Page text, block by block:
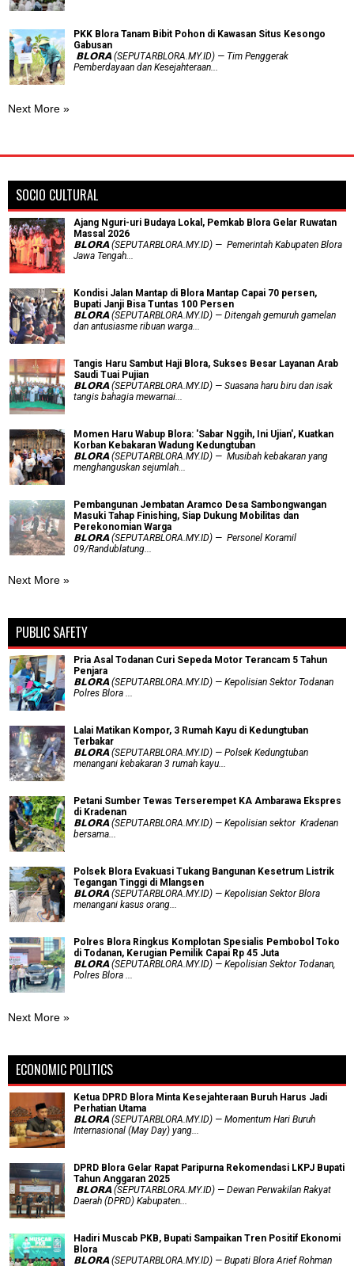
PKK Blora Tanam Bibit Pohon di Kawasan Situs Kesongo
Gabusan
‎ 𝗕𝗟𝗢𝗥𝗔 (SEPUTARBLORA.MY.ID) — Tim Penggerak
Pemberdayaan dan Kesejahteraan...
Next More »
SOCIO CULTURAL
Ajang Nguri-uri Budaya Lokal, Pemkab Blora Gelar Ruwatan
Massal 2026
𝗕𝗟𝗢𝗥𝗔 (SEPUTARBLORA.MY.ID) — Pemerintah Kabupaten Blora
Jawa Tengah...
Kondisi Jalan Mantap di Blora Mantap Capai 70 persen,
Bupati Janji Bisa Tuntas 100 Persen
𝗕𝗟𝗢𝗥𝗔 (SEPUTARBLORA.MY.ID) — Ditengah gemuruh gamelan
dan antusiasme ribuan warga...
Tangis Haru Sambut Haji Blora, Sukses Besar Layanan Arab
Saudi Tuai Pujian
𝗕𝗟𝗢𝗥𝗔 (SEPUTARBLORA.MY.ID) — Suasana haru biru dan isak
tangis bahagia mewarnai...
Momen Haru Wabup Blora: ​'Sabar Nggih, Ini Ujian', Kuatkan
Korban Kebakaran Wadung Kedungtuban
𝗕𝗟𝗢𝗥𝗔 (SEPUTARBLORA.MY.ID) — Musibah kebakaran yang
menghanguskan sejumlah...
Pembangunan Jembatan Aramco Desa Sambongwangan
Masuki Tahap Finishing, Siap Dukung Mobilitas dan
Perekonomian Warga
𝗕𝗟𝗢𝗥𝗔 (SEPUTARBLORA.MY.ID) — Personel Koramil
09/Randublatung...
Next More »
PUBLIC SAFETY
Pria Asal Todanan Curi Sepeda Motor Terancam 5 Tahun
Penjara
𝗕𝗟𝗢𝗥𝗔 (SEPUTARBLORA.MY.ID) — Kepolisian Sektor Todanan
Polres Blora ...
Lalai Matikan Kompor, 3 Rumah Kayu di Kedungtuban
Terbakar
𝗕𝗟𝗢𝗥𝗔 (SEPUTARBLORA.MY.ID) — Polsek Kedungtuban
menangani kebakaran 3 rumah kayu...
Petani Sumber Tewas Terserempet KA Ambarawa Ekspres
di Kradenan
𝗕𝗟𝗢𝗥𝗔 (SEPUTARBLORA.MY.ID) — Kepolisian sektor Kradenan
bersama...
Polsek Blora Evakuasi Tukang Bangunan Kesetrum Listrik
Tegangan Tinggi di Mlangsen
𝗕𝗟𝗢𝗥𝗔 (SEPUTARBLORA.MY.ID) — Kepolisian Sektor Blora
menangani kasus orang...
Polres Blora Ringkus Komplotan Spesialis Pembobol Toko
di Todanan, Kerugian Pemilik Capai Rp 45 Juta
𝗕𝗟𝗢𝗥𝗔 (SEPUTARBLORA.MY.ID) — Kepolisian Sektor Todanan,
Polres Blora ...
Next More »
ECONOMIC POLITICS
Ketua DPRD Blora Minta Kesejahteraan Buruh Harus Jadi
Perhatian Utama
​𝗕𝗟𝗢𝗥𝗔 (SEPUTARBLORA.MY.ID) — Momentum Hari Buruh
Internasional (May Day) yang...
DPRD Blora Gelar Rapat Paripurna Rekomendasi LKPJ Bupati
Tahun Anggaran 2025
‎ 𝗕𝗟𝗢𝗥𝗔 (SEPUTARBLORA.MY.ID) — Dewan Perwakilan Rakyat
Daerah (DPRD) Kabupaten...
Hadiri Muscab PKB, Bupati Sampaikan Tren Positif Ekonomi
Blora
𝗕𝗟𝗢𝗥𝗔 (SEPUTARBLORA.MY.ID) — Bupati Blora Arief Rohman